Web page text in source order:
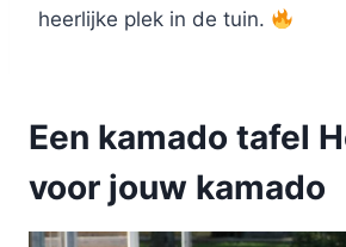
heerlijke plek in de tuin.
Een kamado tafel
voor jouw kamado